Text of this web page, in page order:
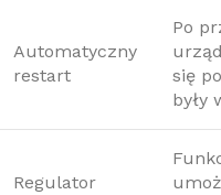
Automatyczny
restart
Po
się
były
Regulator